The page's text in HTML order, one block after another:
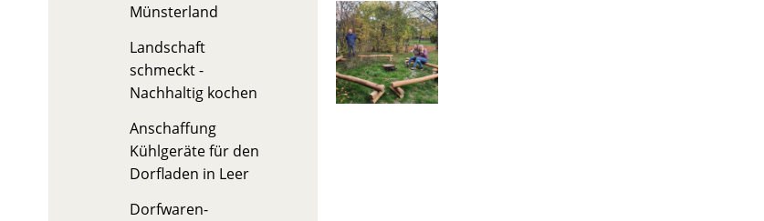
Münsterland
Landschaft
schmeckt -
Nachhaltig kochen
Anschaffung
Kühlgeräte für den
Dorfladen in Leer
Dorfwaren-